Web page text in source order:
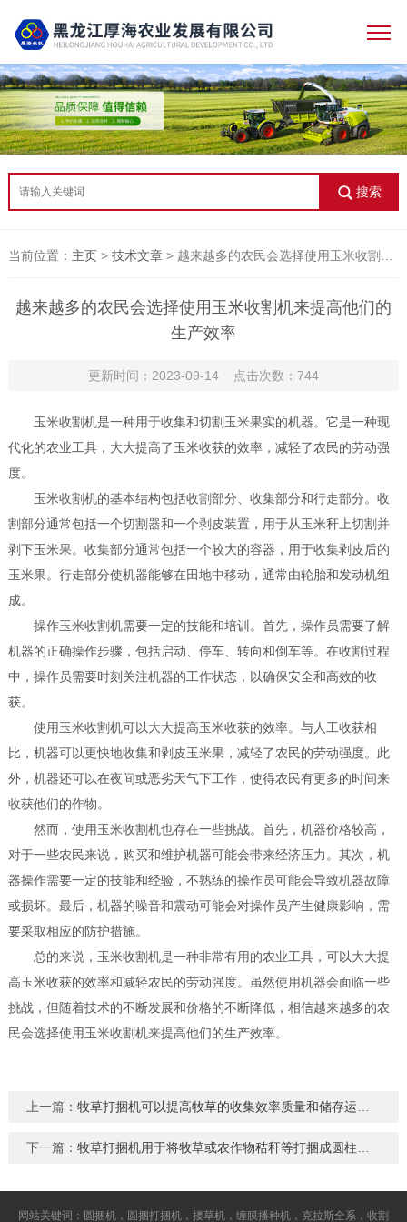
搜索
当前位置： 主页> 技术文章> 越来越多的农民会选择使用玉米收割机来提高他们的生产效率
越来越多的农民会选择使用玉米收割机来提高他们的
生产效率
更新时间：2023-09-14 点击次数：744
玉米收割机是一种用于收集和切割玉米果实的机器。它是一种现
代化的农业工具，大大提高了玉米收获的效率，减轻了农民的劳动强
度。
玉米收割机的基本结构包括收割部分、收集部分和行走部分。收
割部分通常包括一个切割器和一个剥皮装置，用于从玉米秆上切割并
剥下玉米果。收集部分通常包括一个较大的容器，用于收集剥皮后的
玉米果。行走部分使机器能够在田地中移动，通常由轮胎和发动机组
成。
操作玉米收割机需要一定的技能和培训。首先，操作员需要了解
机器的正确操作步骤，包括启动、停车、转向和倒车等。在收割过程
中，操作员需要时刻关注机器的工作状态，以确保安全和高效的收
获。
使用玉米收割机可以大大提高玉米收获的效率。与人工收获相
比，机器可以更快地收集和剥皮玉米果，减轻了农民的劳动强度。此
外，机器还可以在夜间或恶劣天气下工作，使得农民有更多的时间来
收获他们的作物。
然而，使用玉米收割机也存在一些挑战。首先，机器价格较高，
对于一些农民来说，购买和维护机器可能会带来经济压力。其次，机
器操作需要一定的技能和经验，不熟练的操作员可能会导致机器故障
或损坏。最后，机器的噪音和震动可能会对操作员产生健康影响，需
要采取相应的防护措施。
总的来说，玉米收割机是一种非常有用的农业工具，可以大大提
高玉米收获的效率和减轻农民的劳动强度。虽然使用机器会面临一些
挑战，但随着技术的不断发展和价格的不断降低，相信越来越多的农
民会选择使用玉米收割机来提高他们的生产效率。
上一篇： 牧草打捆机可以提高牧草的收集效率质量和储存运输的便利性
下一篇： 牧草打捆机用于将牧草或农作物秸秆等打捆成圆柱形或椭圆形的草捆
网站关键词：圆捆机，圆捆打捆机，搂草机，缠膜播种机，克拉斯全系，收割